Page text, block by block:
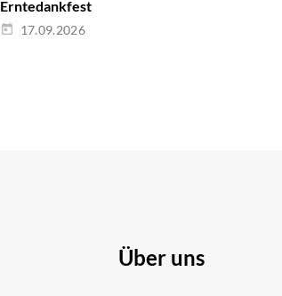
Erntedankfest
17.09.2026
Über uns